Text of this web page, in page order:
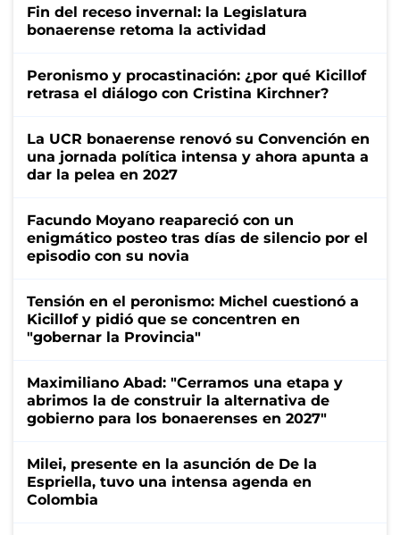
Fin del receso invernal: la Legislatura
bonaerense retoma la actividad
Peronismo y procastinación: ¿por qué Kicillof
retrasa el diálogo con Cristina Kirchner?
La UCR bonaerense renovó su Convención en
una jornada política intensa y ahora apunta a
dar la pelea en 2027
Facundo Moyano reapareció con un
enigmático posteo tras días de silencio por el
episodio con su novia
Tensión en el peronismo: Michel cuestionó a
Kicillof y pidió que se concentren en
"gobernar la Provincia"
Maximiliano Abad: "Cerramos una etapa y
abrimos la de construir la alternativa de
gobierno para los bonaerenses en 2027"
Milei, presente en la asunción de De la
Espriella, tuvo una intensa agenda en
Colombia